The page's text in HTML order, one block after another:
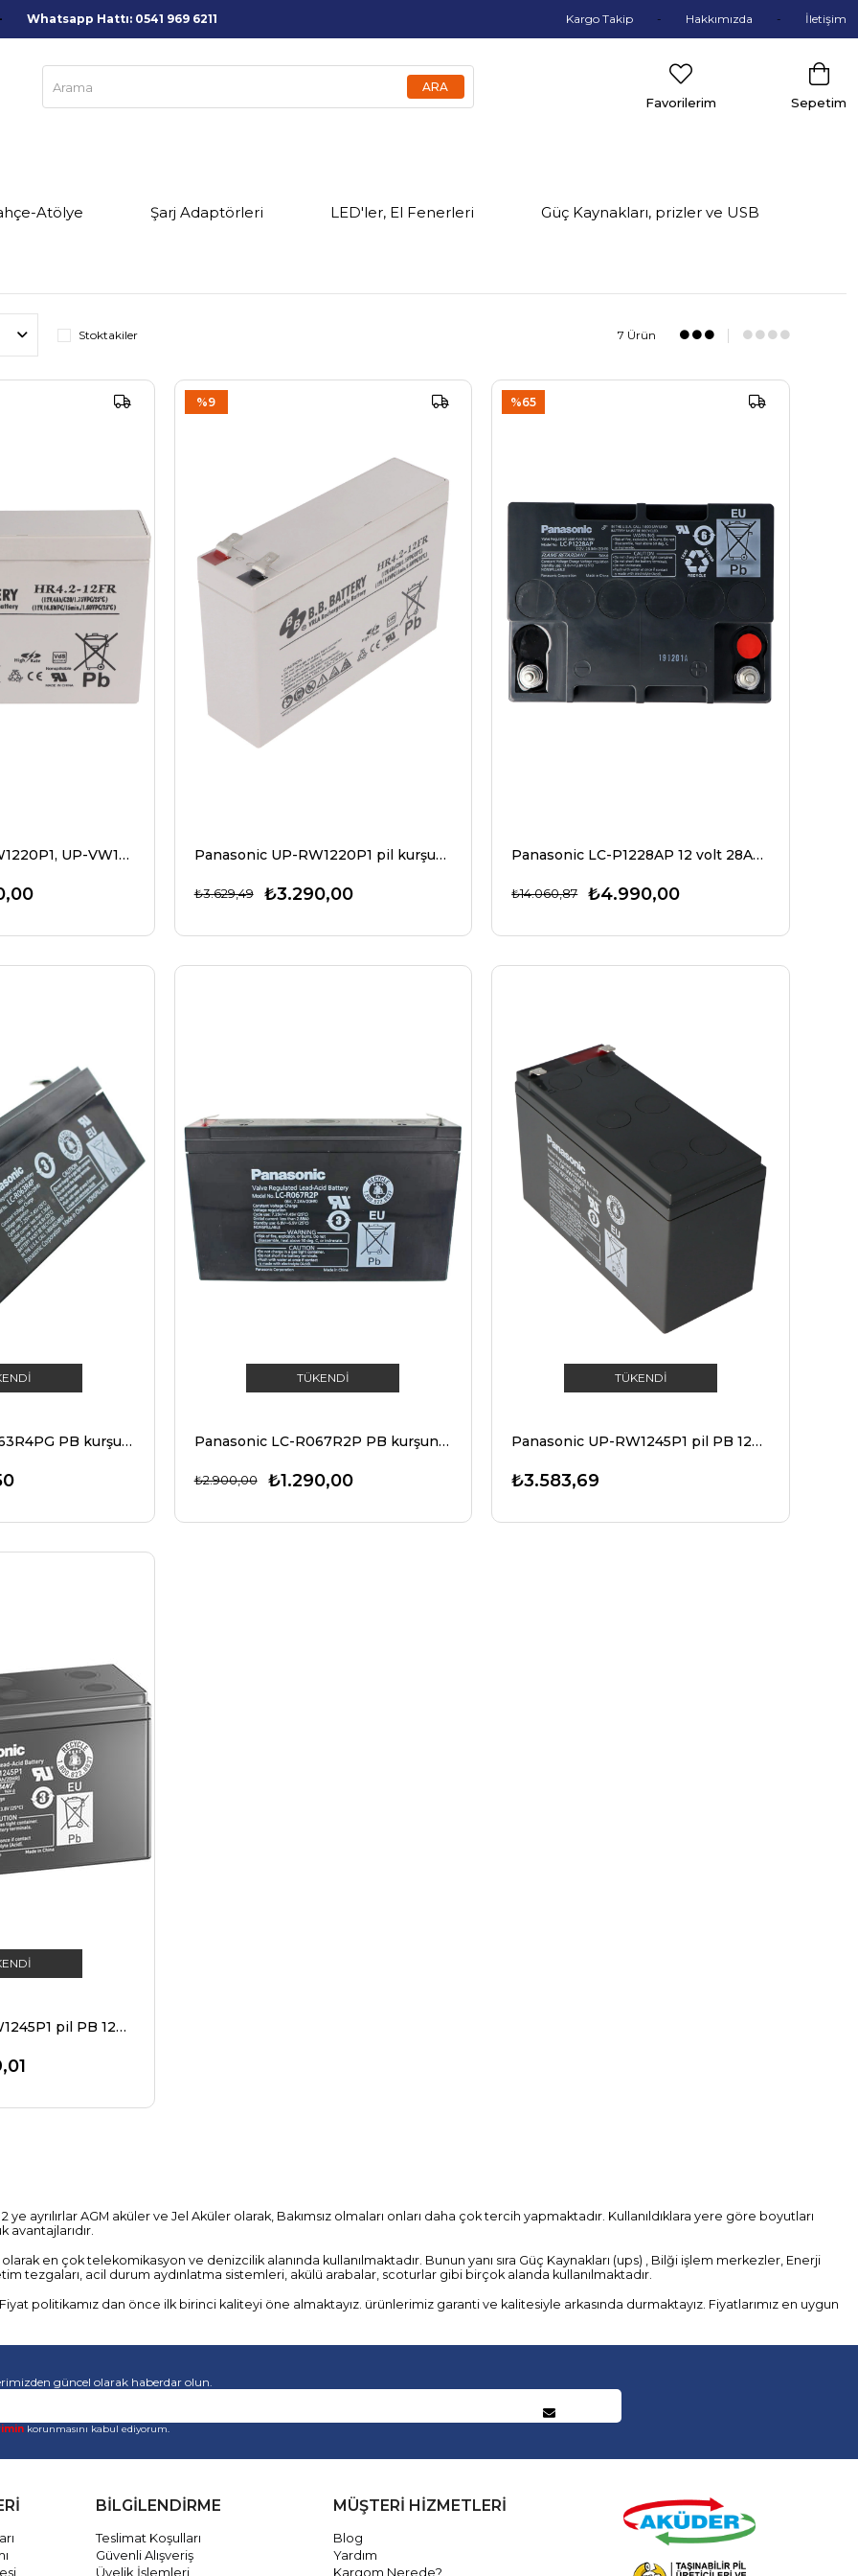
Whatsapp Hattı: 0541 969 6211 Kargo Takip Hakkımızda İletişim
Sepetim
Favorilerim
Atölye Şarj Adaptörleri LED'ler, El Fenerleri Güç Kaynakları, prizler ve USB
Stoktakiler 7 Ürün
Panasonic UP-RW1220P1, UP-VW1220P1 12 Volt 4000mAh HR4.2-12'ye alternatif Boyutlar 140 x 38,5 x 94 mm Panasonic UP-RW1220P1 pil kurşun 12Volt 4Ah, YENI şimdi UP-VWA1232P2
₺3.290,00
₺3.629,49
%9
Panasonic LC-P1228AP 12 volt 28Ah M5 temas X1228, Kuru Akü
₺4.990,00
₺14.060,87
%65
Panasonic LC-R063R4PG PB kurşun akü 6 volt, 3.4Ah
TÜKENDI
Panasonic LC-R067R2P PB kurşun pil 6 volt, 7.2Ah, Faston 4.8mm fiş kontakları ile
₺1.290,00
₺2.900,00
TÜKENDI
Panasonic UP-RW1245P1 pil PB 12Volt 7,8Ah, 9Ah, LC-R129P1, LC-R129CH1 (önceden 9Ah, şimdi 7,8Ah) YENİ şimdi UP-VWA1245P1
₺3.583,69
Panasonic UP-VW1245P1 pil PB 12Volt 7.8 Ah (eski adıyla 9Ah) Faston 6.3mm fiş kontakları ile
ayrılırlar AGM aküler ve Jel Aküler olarak, Bakımsız olmaları onları daha çok tercih yapmaktadır. Kullanıldıklara yere göre boyutları
en çok telekomikasyon ve denizcilik alanında kullanılmaktadır. Bunun yanı sıra Güç Kaynakları (ups) , Bilği işlem merkezler, Enerji
tezgaları, acil durum aydınlatma sistemleri, akülü arabalar, scoturlar gibi birçok alanda kullanılmaktadır.
politikamız dan önce ilk birinci kaliteyi öne almaktayız. ürünlerimiz garanti ve kalitesiyle arkasında durmaktayız. Fiyatlarımız en uygun
güncel olarak haberdar olun.
korunmasını kabul ediyorum.
BİLGİLENDİRME
Teslimat Koşulları
Güvenli Alışveriş
Üyelik İşlemleri
MÜŞTERİ HİZMETLERİ
Blog
Yardım
Kargom Nerede?